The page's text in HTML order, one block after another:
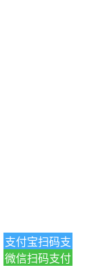
支付宝扫码支
付
微信扫码支付